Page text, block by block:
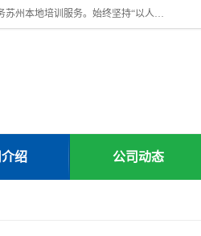
苏州宏远特种作业人员培训，提供：叉车培训、电焊工培训、电工培训、起重机培训、电梯培训、登高培训等服务苏州本地培训服务。始终坚持“以人为本，质量立校”的办学思想，以培养社会应用型人才为己任，明码收费，诚实守信，中途不收任何费用。随到随学，学会为止，一期未学会者免费再学，直到学会为止。
绍 公司动态